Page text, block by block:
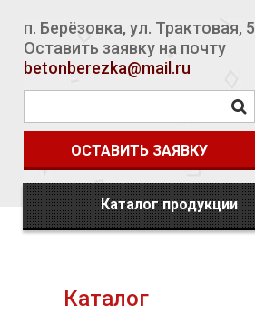
п. Берёзовка, ул. Трактовая, 5
Оставить заявку на почту
betonberezka@mail.ru
ОСТАВИТЬ ЗАЯВКУ
Каталог продукции
Каталог